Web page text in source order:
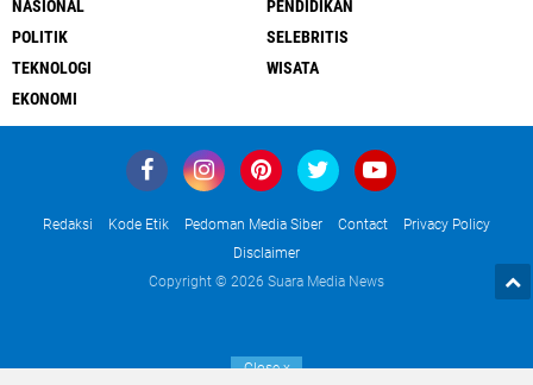
NASIONAL
PENDIDIKAN
POLITIK
SELEBRITIS
TEKNOLOGI
WISATA
EKONOMI
Redaksi Kode Etik Pedoman Media Siber Contact
Privacy Policy
Disclaimer
Copyright © 2026 Suara Media News
Closex